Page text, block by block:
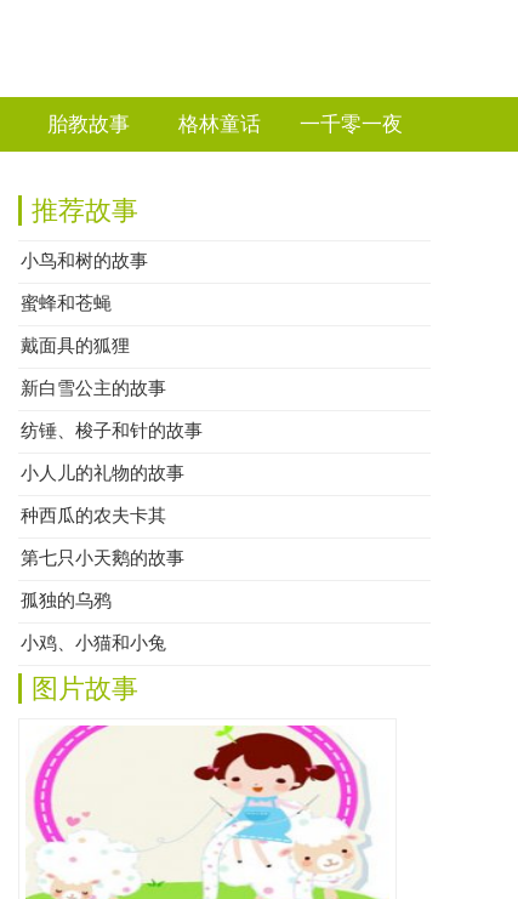
胎教故事 格林童话 一千零一夜
推荐故事
小鸟和树的故事
蜜蜂和苍蝇
戴面具的狐狸
新白雪公主的故事
纺锤、梭子和针的故事
小人儿的礼物的故事
种西瓜的农夫卡其
第七只小天鹅的故事
孤独的乌鸦
小鸡、小猫和小兔
图片故事